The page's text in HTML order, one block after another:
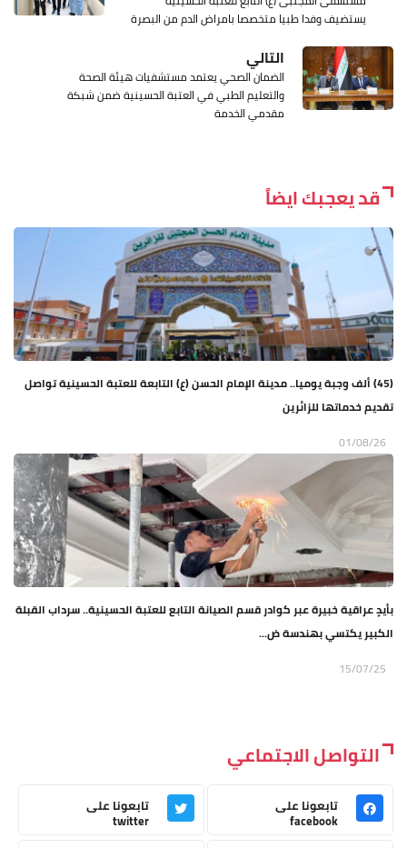
يستضيف وفدا طبيا متخصصا بامراض الدم من البصرة
التالي
الضمان الصحي يعتمد مستشفيات هيئة الصحة
والتعليم الطبي في العتبة الحسينية ضمن شبكة
مقدمي الخدمة
قد يعجبك ايضاً
(45) ألف وجبة يوميا.. مدينة الإمام الحسن (ع) التابعة للعتبة الحسينية تواصل
تقديم خدماتها للزائرين
01/08/26
بأيدٍ عراقية خبيرة عبر كوادر قسم الصيانة التابع للعتبة الحسينية.. سرداب القبلة
الكبير يكتسي بهندسة ض...
15/07/25
التواصل الاجتماعي
تابعونا على
facebook
تابعونا على
twitter